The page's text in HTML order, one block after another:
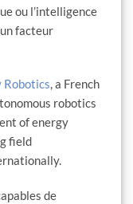
ou l’intelligence
facteur
Robotics, a French
robotics
of energy
field
de